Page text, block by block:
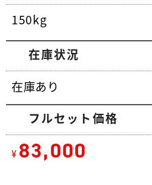
150kg
在庫状況
在庫あり
フルセット価格
¥ 83,000